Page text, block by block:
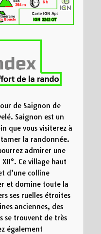
Nom:Boucle au
Auribeau
Distance:
Altitude minimum:
de Saignon de
Saignon est un
que vous visiterez à
la randonnée.
admirer une
Ce village haut
d’une colline
et domine toute la
ses ruelles étroites
anciennes, des
se trouvent de très
également